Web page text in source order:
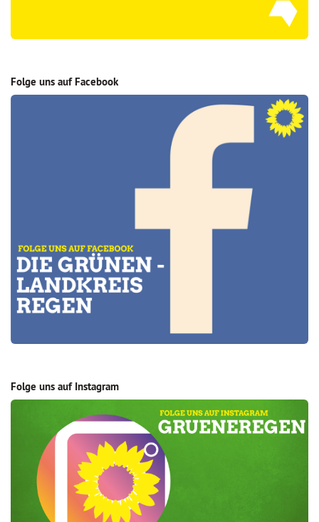
Folge uns auf Facebook
Folge uns auf Instagram